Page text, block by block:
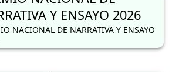
Y ENSAYO 2026
NACIONAL DE NARRATIVA Y ENSAYO